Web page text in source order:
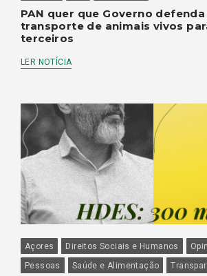
PAN quer que Governo
transporte de animais vivos
terceiros
LER NOTÍCIA
Açores Direitos Sociais e Humanos
Pessoas
Saúde e Alimentação